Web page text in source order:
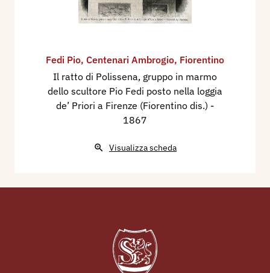
Fedi Pio, Centenari Ambrogio, Fiorentino
Il ratto di Polissena, gruppo in marmo
dello scultore Pio Fedi posto nella loggia
de’ Priori a Firenze (Fiorentino dis.) -
1867
Visualizza scheda